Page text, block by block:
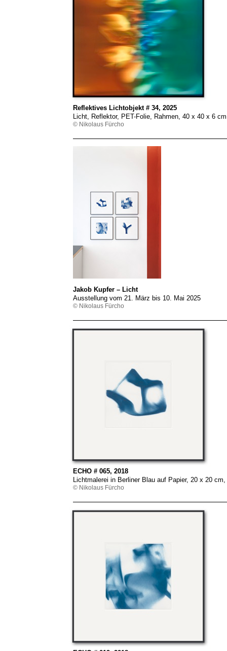
Reflektives Lichtobjekt # 34, 2025
Licht, Reflektor, PET-Folie, Rahmen, 40 x 40 x 6
© Nikolaus Fürcho
Jakob Kupfer – Licht
Ausstellung vom 21. März bis 10. Mai 2025
© Nikolaus Fürcho
ECHO # 065, 2018
Lichtmalerei in Berliner Blau auf Papier, 20 x 20
© Nikolaus Fürcho